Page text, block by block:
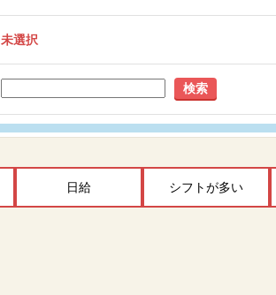
未選択
検索
日給 シフトが多い